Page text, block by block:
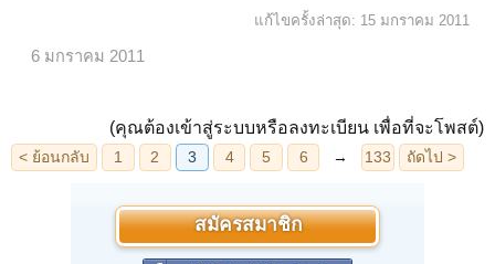
แก้ไขครั้งล่าสุด: 15 มกราคม 2011
6 มกราคม 2011
(คุณต้องเข้าสู่ระบบหรือลงทะเบียน เพื่อที่จะโพสต์)
สมัครสมาชิก